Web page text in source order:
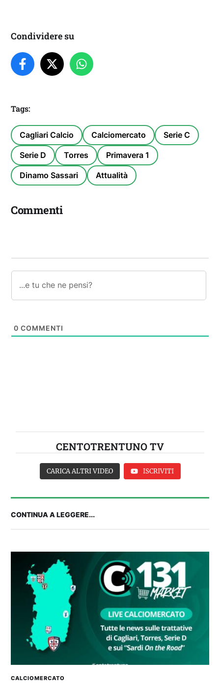
Condividere su
Tags:
Cagliari Calcio Calciomercato Serie C
Serie D Torres Primavera 1
Dinamo Sassari Attualità
Commenti
0 COMMENTI
CENTOTRENTUNO TV
FANTA 131 LIVE | La nuova stagione al
fantacalcio: le novità di Fanta 131 e chi
CARICA ALTRI VIDEO ISCRIVITI
CONTINUA A LEGGERE...
CALCIOMERCATO